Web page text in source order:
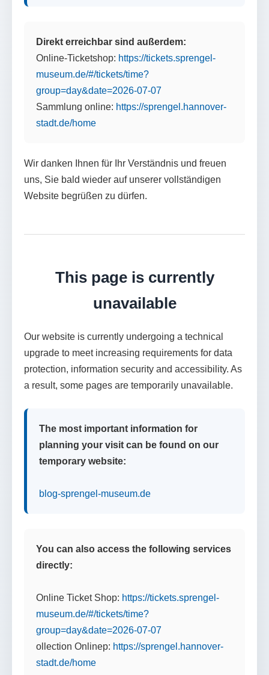
Direkt erreichbar sind außerdem:
Online-Ticketshop: https://tickets.sprengel-
museum.de/#/tickets/time?
group=day&date=2026-07-07
Sammlung online: https://sprengel.hannover-
stadt.de/home
Wir danken Ihnen für Ihr Verständnis und freuen
uns, Sie bald wieder auf unserer vollständigen
Website begrüßen zu dürfen.
This page is currently
unavailable
Our website is currently undergoing a technical
upgrade to meet increasing requirements for data
protection, information security and accessibility. As
a result, some pages are temporarily unavailable.
The most important information for
planning your visit can be found on our
temporary website:
blog-sprengel-museum.de
You can also access the following services
directly:
Online Ticket Shop: https://tickets.sprengel-
museum.de/#/tickets/time?
group=day&date=2026-07-07
ollection Onlinep: https://sprengel.hannover-
stadt.de/home